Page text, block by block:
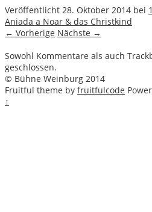
Veröffentlicht 28. Oktober 2014 bei
Aniada a Noar & das Christkind
← Vorherige Nächste →
Sowohl Kommentare als auch
geschlossen.
© Bühne Weinburg 2014
Fruitful theme by fruitfulcode
↑